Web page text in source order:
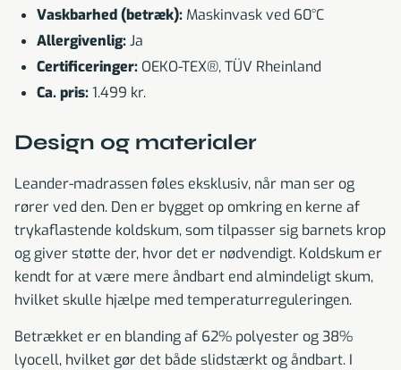
Vaskbarhed (betræk): Maskinvask ved 60°C
Allergivenlig:Ja
Certificeringer: OEKO-TEX®, TÜV Rheinland
Ca. pris:1.499 kr.
Design og materialer
Leander-madrassen føles eksklusiv, når man ser og
rører ved den. Den er bygget op omkring en kerne af
trykaflastende koldskum, som tilpasser sig barnets krop
og giver støtte der, hvor det er nødvendigt. Koldskum er
kendt for at være mere åndbart end almindeligt skum,
hvilket skulle hjælpe med temperaturreguleringen.
Betrækket er en blanding af 62% polyester og 38%
lyocell, hvilket gør det både slidstærkt og åndbart. I